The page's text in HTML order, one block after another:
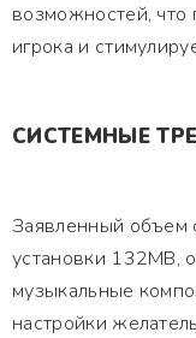
возможностей, что
игрока и
СИСТЕМНЫЕ
Заявленный объем
установки 132MB,
музыкальные
настройки